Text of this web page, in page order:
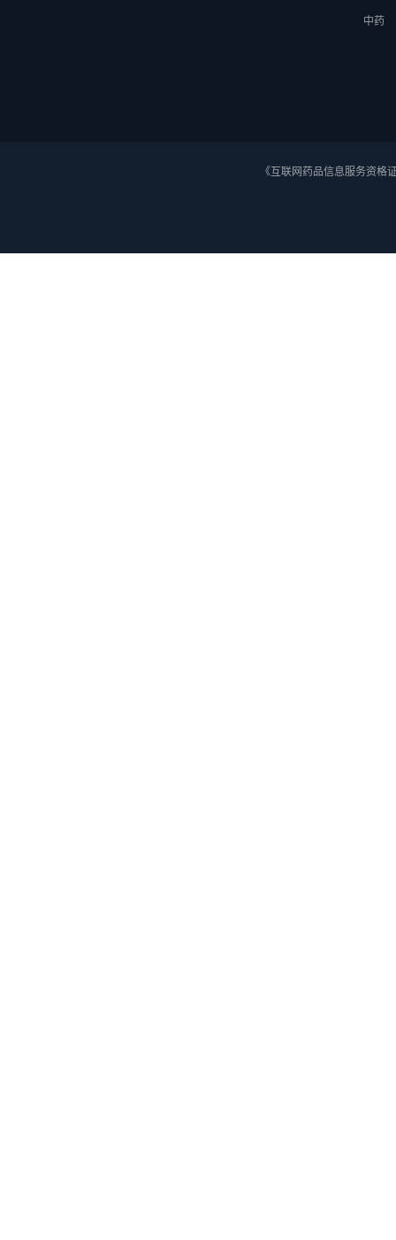
中药
《互联网药品信息服务资